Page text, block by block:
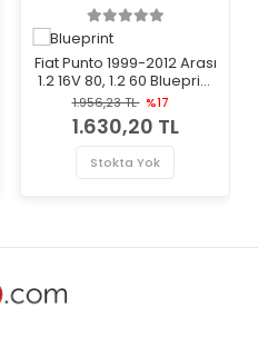
Fiat Punto 1999-2012 Arası
1.2 16V 80, 1.2 60 Blueprint
Marka Debriyaj Alt
Merkezi
1.956,23 TL %17
1.630,20 TL
Stokta Yok